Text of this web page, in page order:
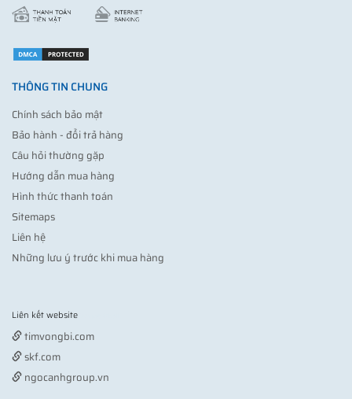
THÔNG TIN CHUNG
Chính sách bảo mật
Bảo hành - đổi trả hàng
Câu hỏi thường gặp
Hướng dẫn mua hàng
Hình thức thanh toán
Sitemaps
Liên hệ
Những lưu ý trước khi mua hàng
Liên kết website
timvongbi.com
skf.com
ngocanhgroup.vn